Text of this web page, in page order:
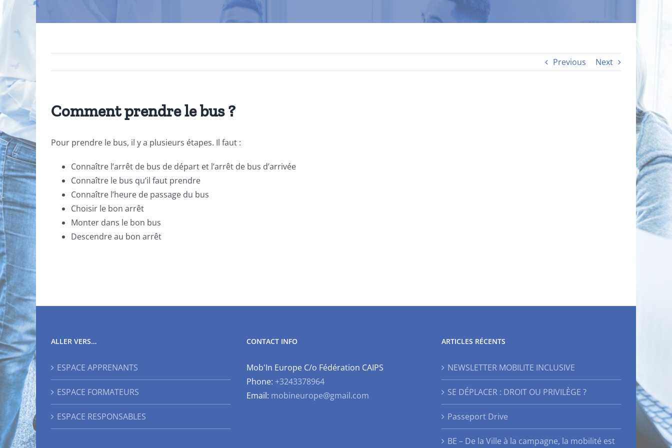
Previous Next
Comment prendre le bus ?
Pour prendre le bus, il y a plusieurs étapes. Il faut :
Connaître l’arrêt de bus de départ et l’arrêt de bus d’arrivée
Connaître le bus qu’il faut prendre
Connaître l’heure de passage du bus
Choisir le bon arrêt
Monter dans le bon bus
Descendre au bon arrêt
ALLER VERS…
ESPACE APPRENANTS
ESPACE FORMATEURS
ESPACE RESPONSABLES
CONTACT INFO
Mob'In Europe C/o Fédération CAIPS
Phone: +3243378964
Email: mobineurope@gmail.com
ARTICLES RÉCENTS
NEWSLETTER MOBILITE INCLUSIVE
SE DÉPLACER : DROIT OU PRIVILÈGE ?
Passeport Drive
BE – De la Ville à la campagne, la mobilité est